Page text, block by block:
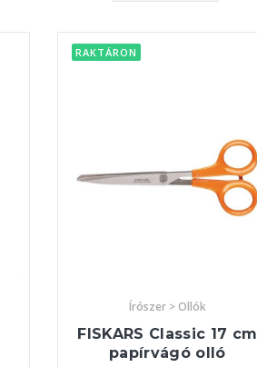
RAKTÁRON
Írószer > Ollók
FISKARS Classic 17 cm
papírvágó olló